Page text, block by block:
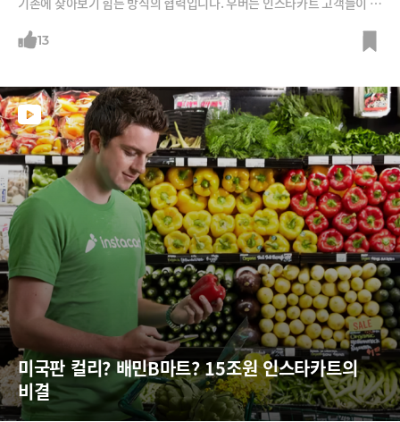
들에게 음식 배달까지 혜택을 확대할 수 있게 됐죠. 미국 음식 배달 시장에
13
미국판 컬리? 배민B마트? 15조원 인스타카트의
비결